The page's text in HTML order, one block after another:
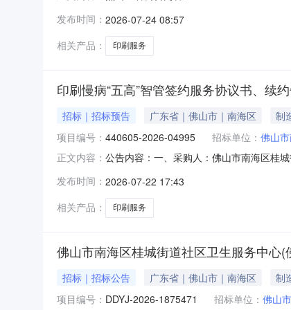
发布时间： 2026-07-24 08:57
相关产品：
印刷服务
印刷慢病“五高”智管签约服务协议书、续
招标｜招标预告 广东省｜佛山市｜南海区 制
项目编号： 440605-2026-04995 招标单位： 佛山
正文内容： 公告内容：一、采购人：佛山市南海区桂
间：七、采购方式：9八、备案时间：
发布时间： 2026-07-22 17:43
相关产品：
印刷服务
佛山市南海区桂城街道社区卫生服务中心
招标｜招标公告 广东省｜佛山市｜南海区 制
项目编号： DDYJ-2026-1875471 招标单位： 佛山